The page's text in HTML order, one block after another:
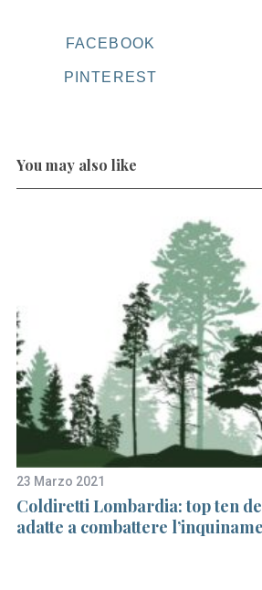
FACEBOOK
PINTEREST
You may also like
23 Marzo 2021
Coldiretti Lombardia: top ten
adatte a combattere